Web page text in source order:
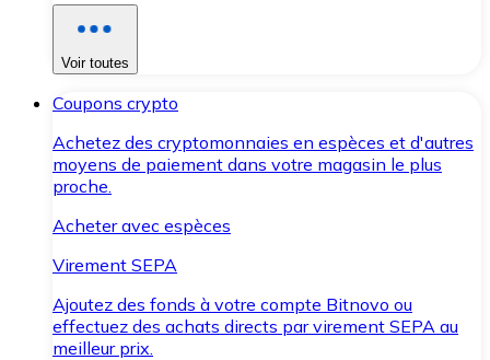
Voir toutes
Coupons crypto
Achetez des cryptomonnaies en espèces et d'autres
moyens de paiement dans votre magasin le plus
proche.
Acheter avec espèces
Virement SEPA
Ajoutez des fonds à votre compte Bitnovo ou
effectuez des achats directs par virement SEPA au
meilleur prix.